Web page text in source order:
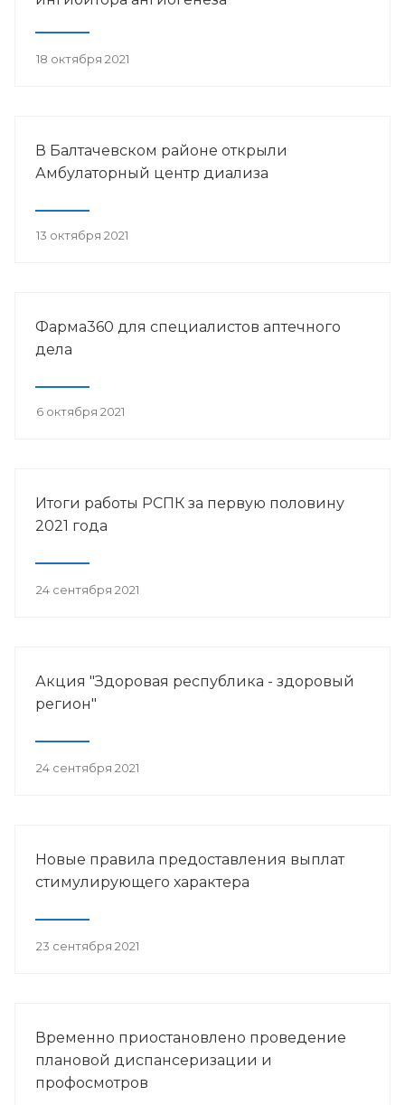
18 октября 2021
В Балтачевском районе открыли
Амбулаторный центр диализа
13 октября 2021
Фарма360 для специалистов аптечного
дела
6 октября 2021
Итоги работы РСПК за первую половину
2021 года
24 сентября 2021
Акция "Здоровая республика - здоровый
регион"
24 сентября 2021
Новые правила предоставления выплат
стимулирующего характера
23 сентября 2021
Временно приостановлено проведение
плановой диспансеризации и
профосмотров